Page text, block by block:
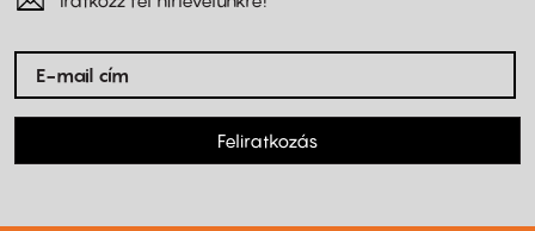
Feliratkozás